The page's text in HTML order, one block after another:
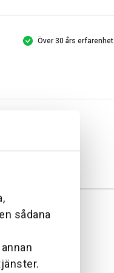
sådana
Över 30 års erfarenhet